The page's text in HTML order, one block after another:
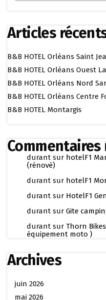
Articles
B&B HOTEL Orléans Saint
B&B HOTEL Orléans Ouest
B&B HOTEL Orléans Nord
B&B HOTEL Orléans Centre
B&B HOTEL Montargis
Commentaires
durant sur hotelF1
(rénové)
durant sur hotelF1
durant sur HotelF1
durant sur Gite
durant sur Thorn
équipement moto )
Archives
juin 2026
mai 2026